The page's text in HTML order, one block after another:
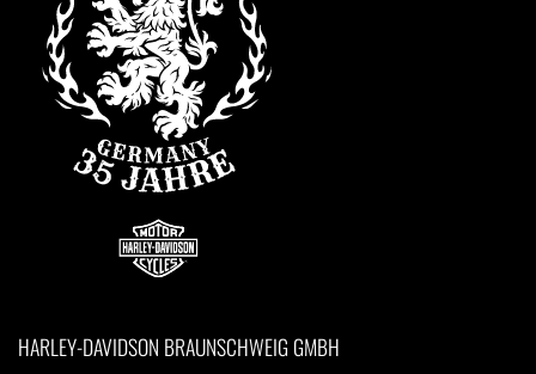
HARLEY-DAVIDSON BRAUNSCHWEIG GMBH